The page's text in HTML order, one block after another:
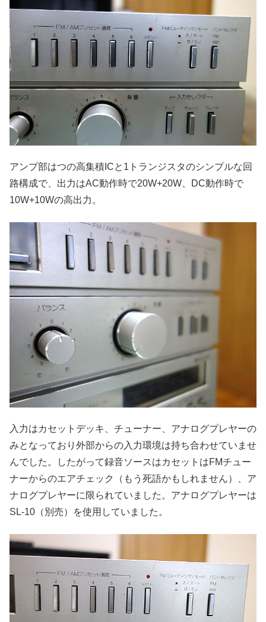
アンプ部はつの高集積ICと1トランジスタのシンプルな回
路構成で、出力はAC動作時で20W+20W、DC動作時で
10W+10Wの高出力。
入力はカセットデッキ、チューナー、アナログプレヤーの
みとなっており外部からの入力環境は持ち合わせていませ
んでした。したがって録音ソースはカセットはFMチュー
ナーからのエアチェック（もう死語かもしれません）、ア
ナログプレヤーに限られていました。アナログプレヤーは
SL-10（別売）を使用していました。